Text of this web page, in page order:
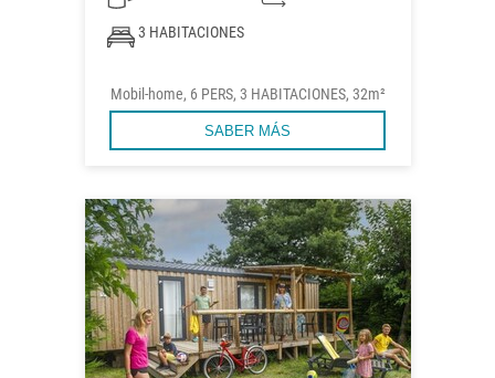
3 HABITACIONES
Mobil-home, 6 PERS, 3 HABITACIONES, 32m²
SABER MÁS